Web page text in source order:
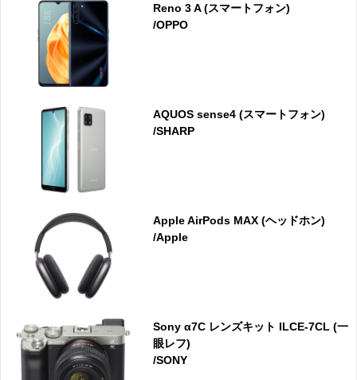
Reno 3 A (スマートフォン)
/OPPO
AQUOS sense4 (スマートフォン)
/SHARP
Apple AirPods MAX (ヘッドホン)
/Apple
Sony α7C レンズキット ILCE-7CL (一
眼レフ)
/SONY